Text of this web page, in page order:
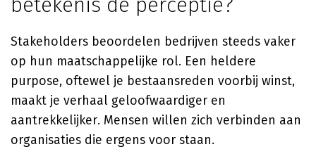
Stakeholders beoordelen bedrijven steeds vaker
op hun maatschappelijke rol. Een heldere
purpose, oftewel je bestaansreden voorbij winst,
maakt je verhaal geloofwaardiger en
aantrekkelijker. Mensen willen zich verbinden aan
organisaties die ergens voor staan.